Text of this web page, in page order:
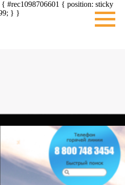
#rec1098706601 { position: sticky
} }